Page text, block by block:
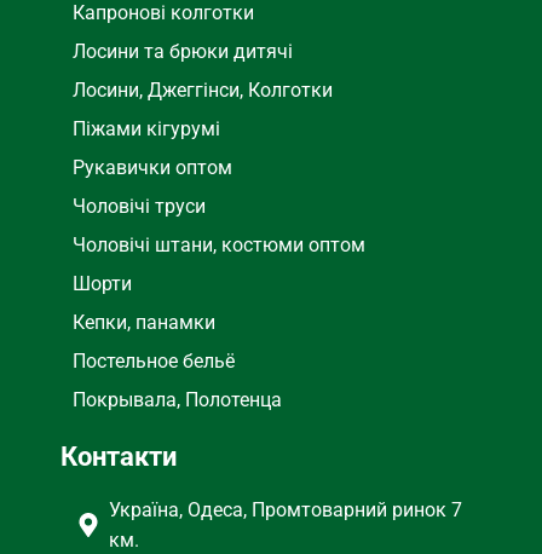
Капронові колготки
Лосини та брюки дитячі
Лосини, Джеггінси, Колготки
Піжами кігурумі
Рукавички оптом
Чоловічі труси
Чоловічі штани, костюми оптом
Шорти
Кепки, панамки
Постельное бельё
Покрывала, Полотенца
Контакти
Україна, Одеса, Промтоварний ринок 7
км.